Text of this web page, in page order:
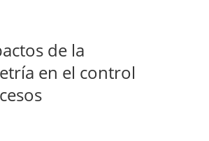
de la
en el control